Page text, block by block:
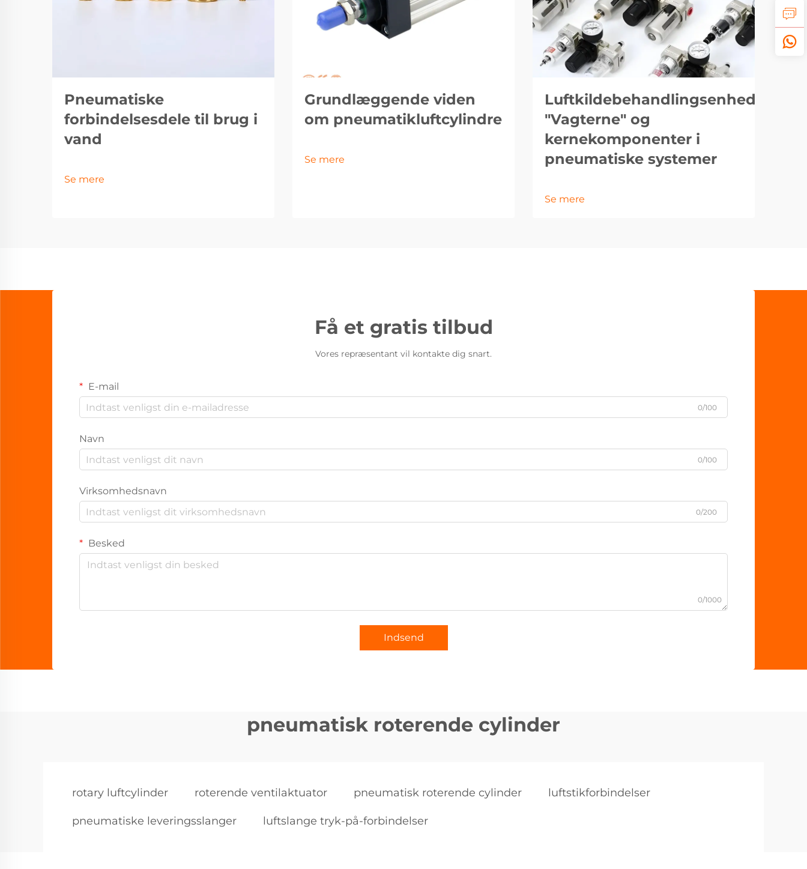
Pneumatiske
forbindelsesdele til brug i
vand
Se mere
Grundlæggende viden
om pneumatikluftcylindre
Se mere
Luftkildebehandlingsenhed:
"Vagterne" og
kernekomponenter i
pneumatiske systemer
Se mere
Få et gratis tilbud
Vores repræsentant vil kontakte dig snart.
E-mail
0/100
Navn
0/100
Virksomhedsnavn
0/200
Besked
0/1000
Indsend
pneumatisk roterende cylinder
rotary luftcylinder roterende ventilaktuator pneumatisk roterende cylinder luftstikforbindelser
pneumatiske leveringsslanger luftslange tryk-på-forbindelser